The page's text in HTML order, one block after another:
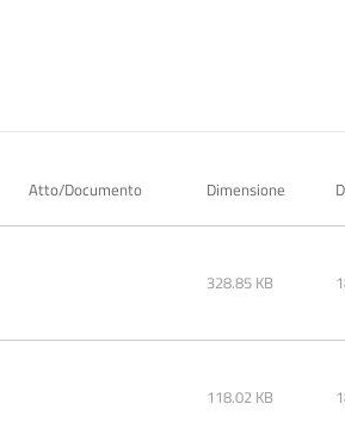
Atto/Documento Dimensione
328.85 KB
118.02 KB